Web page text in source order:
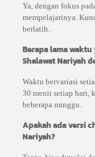
Ya, dengan fokus
mempelajarinya.
berlatih.
Berapa lama
Shalawat Nariyah
Waktu bervariasi
30 menit setiap hari,
beberapa minggu.
Apakah ada versi
Nariyah?